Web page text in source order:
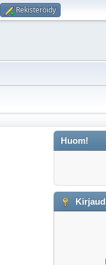
Rekisteröidy
Huom!